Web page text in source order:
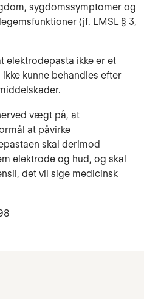
sygdomssymptomer og
(jf. LMSL § 3,
elektrodepasta ikke er et
kunne behandles efter
vægt på, at
at påvirke
skal derimod
elektrode og hud, og skal
det vil sige medicinsk